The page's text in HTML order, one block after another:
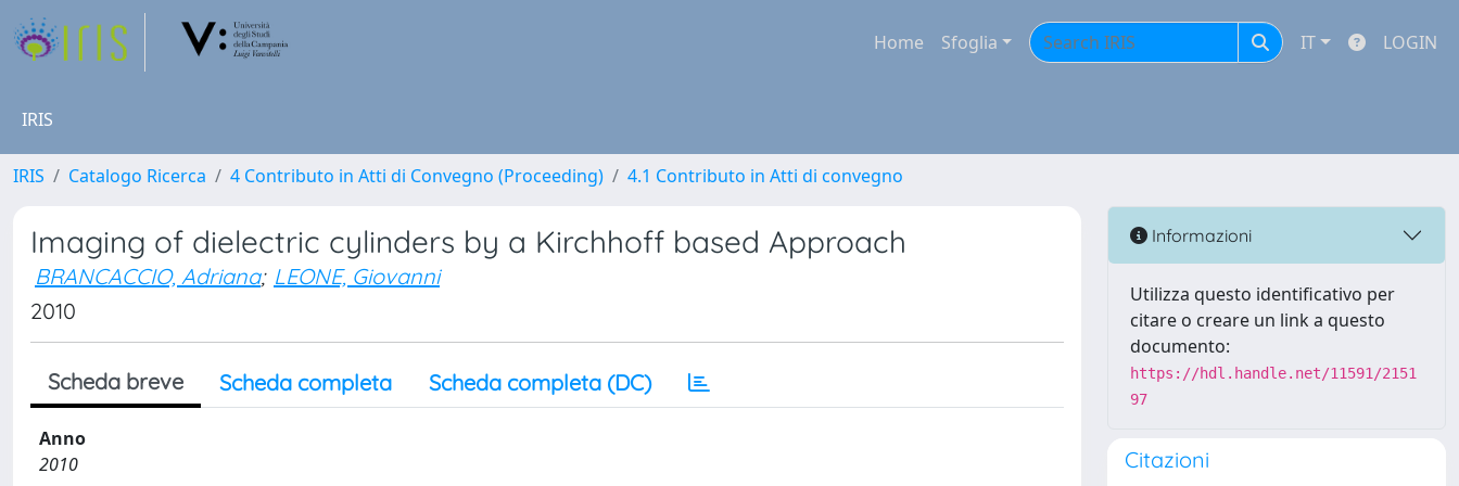
Home Sfoglia IT LOGIN
IRIS
IRIS Catalogo Ricerca 4 Contributo in Atti di Convegno (Proceeding) 4.1 Contributo in Atti di convegno
Imaging of dielectric cylinders by a Kirchhoff based Approach
BRANCACCIO, Adriana; LEONE, Giovanni
2010
Scheda breve Scheda completa Scheda completa (DC)
Anno
2010
Informazioni
Utilizza questo identificativo per
citare o creare un link a questo
documento:
https://hdl.handle.net/11591/2151
97
Citazioni